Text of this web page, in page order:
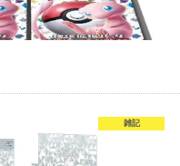
雑記